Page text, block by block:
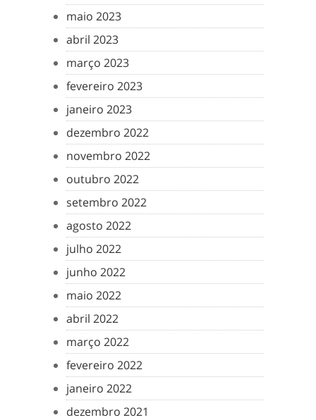
maio 2023
abril 2023
março 2023
fevereiro 2023
janeiro 2023
dezembro 2022
novembro 2022
outubro 2022
setembro 2022
agosto 2022
julho 2022
junho 2022
maio 2022
abril 2022
março 2022
fevereiro 2022
janeiro 2022
dezembro 2021